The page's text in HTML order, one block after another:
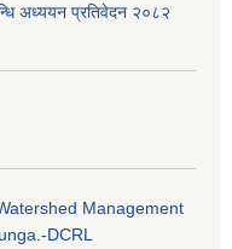
अध्ययन प्रतिवेदन २०८२
Management
DCRL